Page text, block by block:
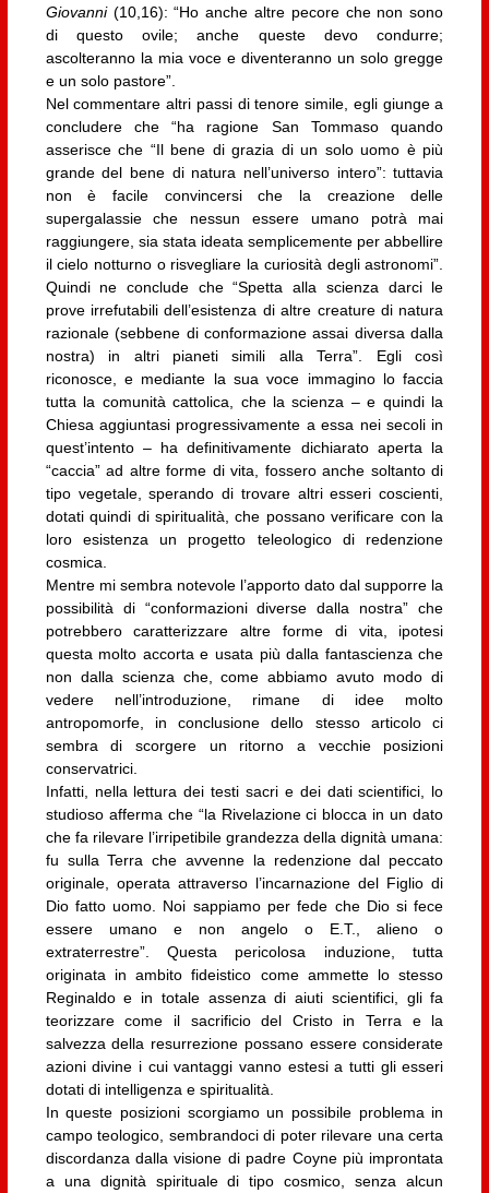
Giovanni (10,16): “Ho anche altre pecore che non sono
di questo ovile; anche queste devo condurre;
ascolteranno la mia voce e diventeranno un solo gregge
e un solo pastore”.
Nel commentare altri passi di tenore simile, egli giunge a
concludere che “ha ragione San Tommaso quando
asserisce che “Il bene di grazia di un solo uomo è più
grande del bene di natura nell’universo intero”: tuttavia
non è facile convincersi che la creazione delle
supergalassie che nessun essere umano potrà mai
raggiungere, sia stata ideata semplicemente per abbellire
il cielo notturno o risvegliare la curiosità degli astronomi”.
Quindi ne conclude che “Spetta alla scienza darci le
prove irrefutabili dell’esistenza di altre creature di natura
razionale (sebbene di conformazione assai diversa dalla
nostra) in altri pianeti simili alla Terra”. Egli così
riconosce, e mediante la sua voce immagino lo faccia
tutta la comunità cattolica, che la scienza – e quindi la
Chiesa aggiuntasi progressivamente a essa nei secoli in
quest’intento – ha definitivamente dichiarato aperta la
“caccia” ad altre forme di vita, fossero anche soltanto di
tipo vegetale, sperando di trovare altri esseri coscienti,
dotati quindi di spiritualità, che possano verificare con la
loro esistenza un progetto teleologico di redenzione
cosmica.
Mentre mi sembra notevole l’apporto dato dal supporre la
possibilità di “conformazioni diverse dalla nostra” che
potrebbero caratterizzare altre forme di vita, ipotesi
questa molto accorta e usata più dalla fantascienza che
non dalla scienza che, come abbiamo avuto modo di
vedere nell’introduzione, rimane di idee molto
antropomorfe, in conclusione dello stesso articolo ci
sembra di scorgere un ritorno a vecchie posizioni
conservatrici.
Infatti, nella lettura dei testi sacri e dei dati scientifici, lo
studioso afferma che “la Rivelazione ci blocca in un dato
che fa rilevare l’irripetibile grandezza della dignità umana:
fu sulla Terra che avvenne la redenzione dal peccato
originale, operata attraverso l’incarnazione del Figlio di
Dio fatto uomo. Noi sappiamo per fede che Dio si fece
essere umano e non angelo o E.T., alieno o
extraterrestre”. Questa pericolosa induzione, tutta
originata in ambito fideistico come ammette lo stesso
Reginaldo e in totale assenza di aiuti scientifici, gli fa
teorizzare come il sacrificio del Cristo in Terra e la
salvezza della resurrezione possano essere considerate
azioni divine i cui vantaggi vanno estesi a tutti gli esseri
dotati di intelligenza e spiritualità.
In queste posizioni scorgiamo un possibile problema in
campo teologico, sembrandoci di poter rilevare una certa
discordanza dalla visione di padre Coyne più improntata
a una dignità spirituale di tipo cosmico, senza alcun